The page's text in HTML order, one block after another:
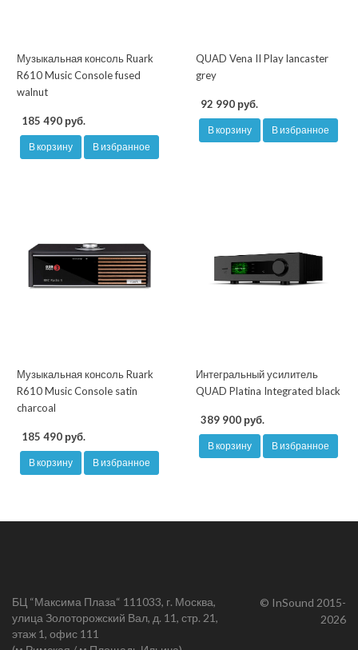
Музыкальная консоль Ruark
R610 Music Console fused
walnut
185 490 руб.
В корзину В избранное
QUAD Vena II Play lancaster
grey
92 990 руб.
В корзину В избранное
Музыкальная консоль Ruark
R610 Music Console satin
charcoal
185 490 руб.
В корзину В избранное
Интегральный усилитель
QUAD Platina Integrated black
389 900 руб.
В корзину В избранное
БЦ “Максима Плаза“ 111033, г. Москва,
улица Золоторожский Вал, д. 11, стр. 21,
этаж 1, офис 111
© InSound 2015-
2026